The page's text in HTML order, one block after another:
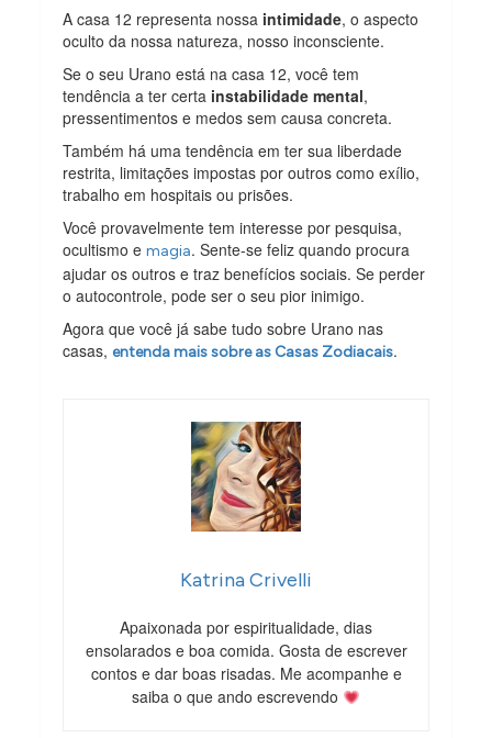
A casa 12 representa nossa intimidade, o aspecto
oculto da nossa natureza, nosso inconsciente.
Se o seu Urano está na casa 12, você tem
tendência a ter certa instabilidade mental,
pressentimentos e medos sem causa concreta.
Também há uma tendência em ter sua liberdade
restrita, limitações impostas por outros como exílio,
trabalho em hospitais ou prisões.
Você provavelmente tem interesse por pesquisa,
ocultismo emagia. Sente-se feliz quando procura
ajudar os outros e traz benefícios sociais. Se perder
o autocontrole, pode ser o seu pior inimigo.
Agora que você já sabe tudo sobre Urano nas
casas,entenda mais sobre as Casas Zodiacais.
Katrina Crivelli
Apaixonada por espiritualidade, dias
ensolarados e boa comida. Gosta de escrever
contos e dar boas risadas. Me acompanhe e
saiba o que ando escrevendo